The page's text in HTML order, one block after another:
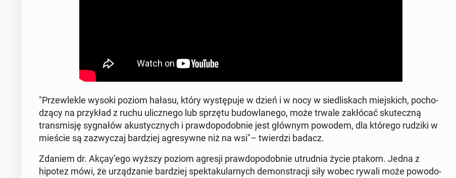
"Prze­wle­kle wysoki poziom hałasu, który wy­stę­pu­je w dzień i w nocy w sie­dli­skach miej­skich, po­cho­
dzą­cy na przy­kład z ruchu ulicz­ne­go lub sprzętu bu­dow­la­ne­go, może trwale za­kłó­cać sku­tecz­ną
trans­mi­sję sy­gna­łów aku­stycz­nych i praw­do­po­dob­nie jest głównym powodem, dla którego rudziki w
mieście są za­zwy­czaj bar­dziej agre­syw­ne niż na wsi"– twier­dzi badacz.
Zdaniem dr. Akçay’ego wyższy poziom agresji praw­do­po­dob­nie utrud­nia życie ptakom. Jedna z
hipotez mówi, że urzą­dza­nie bar­dziej spek­ta­ku­lar­nych de­mon­stra­cji siły wobec rywali może po­wo­do­